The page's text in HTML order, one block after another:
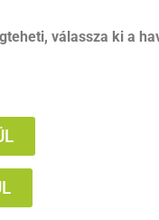
válassza ki a